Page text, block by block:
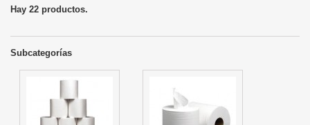
Hay 22 productos.
Subcategorías